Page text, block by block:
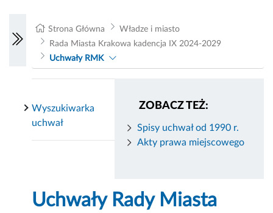
Strona Główna
Władze i miasto
Rada Miasta Krakowa kadencja IX 2024-2029
Uchwały RMK
ZOBACZ TEŻ:
Spisy uchwał od 1990 r.
Akty prawa miejscowego
Wyszukiwarka
uchwał
Uchwały Rady Miasta